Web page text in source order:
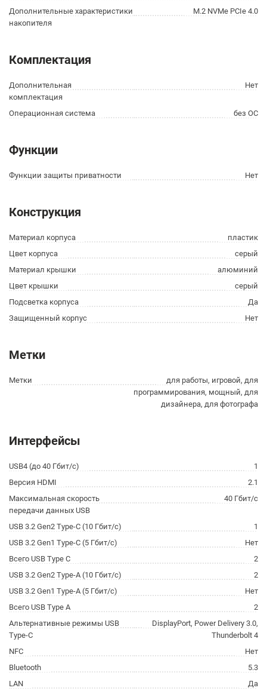
Дополнительные характеристики
накопителя
M.2 NVMe PCIe 4.0
Комплектация
Дополнительная
комплектация
Нет
Операционная система без ОС
Функции
Функции защиты приватности Нет
Конструкция
Материал корпуса
пластик
Цвет корпуса
серый
Материал крышки
алюминий
Цвет крышки
серый
Подсветка корпуса
Да
Защищенный корпус
Нет
Метки
Метки
для работы, игровой, для
программирования, мощный, для
дизайнера, для фотографа
Интерфейсы
USB4 (до 40 Гбит/с)
1
Версия HDMI
2.1
Максимальная скорость
передачи данных USB
40 Гбит/с
USB 3.2 Gen2 Type-C (10 Гбит/с)
1
USB 3.2 Gen1 Type-C (5 Гбит/с)
Нет
Всего USB Type C
2
USB 3.2 Gen2 Type-A (10 Гбит/с)
2
USB 3.2 Gen1 Type-A (5 Гбит/с)
Нет
Всего USB Type A
2
Альтернативные режимы USB
Type-C
DisplayPort, Power Delivery 3.0,
Thunderbolt 4
NFC
Нет
Bluetooth
5.3
LAN
Да